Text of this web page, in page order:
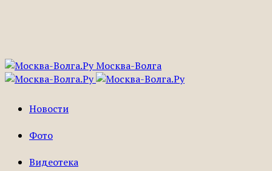
Москва-Волга
Новости
Фото
Видеотека